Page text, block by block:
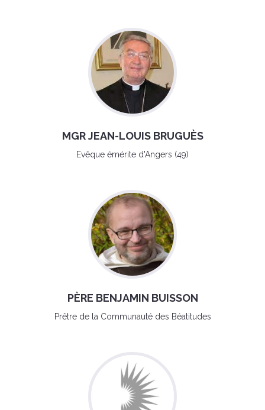
MGR JEAN-LOUIS BRUGUÈS
Evêque émérite d'Angers (49)
PÈRE BENJAMIN BUISSON
Prêtre de la Communauté des Béatitudes